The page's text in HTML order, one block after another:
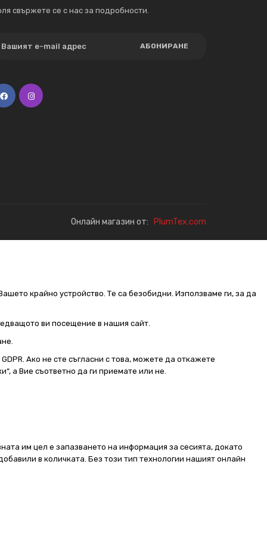
свържете се с нас за подробности.
АБОНИРАНЕ
Онлайн магазин от: PlumTex.com
крайно устройство. Те са безобидни. Използваме ги, за да
ви посещение в нашия сайт.
Ако не сте съгласни с това, можете да откажете
а Вие съответно да ги приемате или не.
им цел е запазването на информация за сесията, докато
в количката. Без този тип технологии нашият онлайн